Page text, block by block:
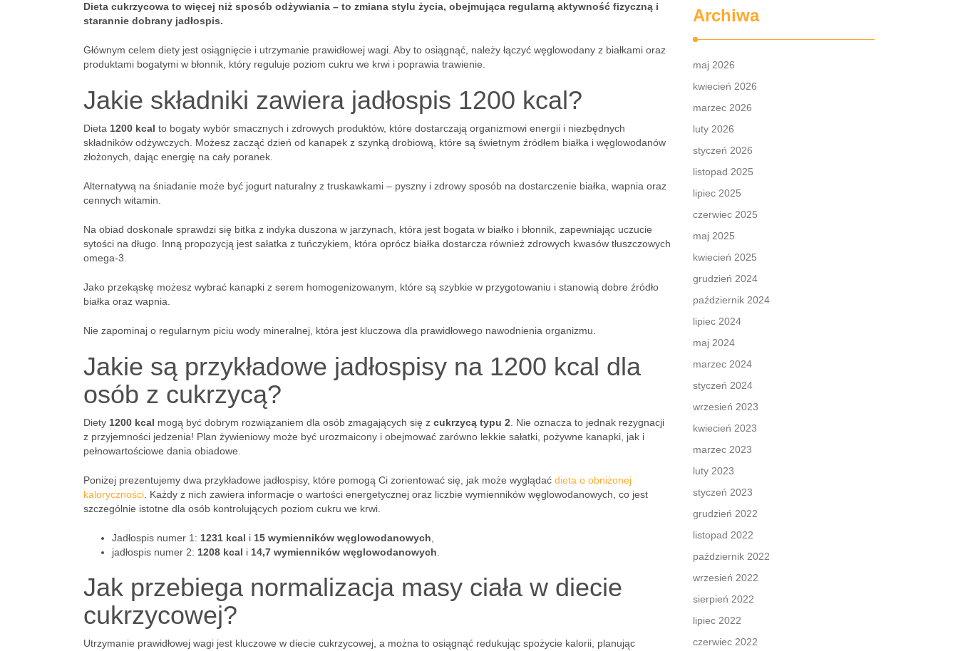
Dieta cukrzycowa to więcej niż sposób odżywiania – to zmiana stylu życia, obejmująca regularną aktywność fizyczną i
starannie dobrany jadłospis.
Głównym celem diety jest osiągnięcie i utrzymanie prawidłowej wagi. Aby to osiągnąć, należy łączyć węglowodany z białkami oraz
produktami bogatymi w błonnik, który reguluje poziom cukru we krwi i poprawia trawienie.
Jakie składniki zawiera jadłospis 1200 kcal?
Dieta 1200 kcal to bogaty wybór smacznych i zdrowych produktów, które dostarczają organizmowi energii i niezbędnych
składników odżywczych. Możesz zacząć dzień od kanapek z szynką drobiową, które są świetnym źródłem białka i węglowodanów
złożonych, dając energię na cały poranek.
Alternatywą na śniadanie może być jogurt naturalny z truskawkami – pyszny i zdrowy sposób na dostarczenie białka, wapnia oraz
cennych witamin.
Na obiad doskonale sprawdzi się bitka z indyka duszona w jarzynach, która jest bogata w białko i błonnik, zapewniając uczucie
sytości na długo. Inną propozycją jest sałatka z tuńczykiem, która oprócz białka dostarcza również zdrowych kwasów tłuszczowych
omega-3.
Jako przekąskę możesz wybrać kanapki z serem homogenizowanym, które są szybkie w przygotowaniu i stanowią dobre źródło
białka oraz wapnia.
Nie zapominaj o regularnym piciu wody mineralnej, która jest kluczowa dla prawidłowego nawodnienia organizmu.
Jakie są przykładowe jadłospisy na 1200 kcal dla
osób z cukrzycą?
Diety 1200 kcal mogą być dobrym rozwiązaniem dla osób zmagających się z cukrzycą typu 2 . Nie oznacza to jednak rezygnacji
z przyjemności jedzenia! Plan żywieniowy może być urozmaicony i obejmować zarówno lekkie sałatki, pożywne kanapki, jak i
pełnowartościowe dania obiadowe.
Poniżej prezentujemy dwa przykładowe jadłospisy, które pomogą Ci zorientować się, jak może wyglądać dieta o obniżonej
kaloryczności . Każdy z nich zawiera informacje o wartości energetycznej oraz liczbie wymienników węglowodanowych, co jest
szczególnie istotne dla osób kontrolujących poziom cukru we krwi.
Jadłospis numer 1: 1231 kcal i 15 wymienników węglowodanowych
jadłospis numer 2: 1208 kcal i 14,7 wymienników węglowodanowych
Jak przebiega normalizacja masy ciała w diecie
cukrzycowej?
Utrzymanie prawidłowej wagi jest kluczowe w diecie cukrzycowej, a można to osiągnąć redukując spożycie kalorii, planując
Archiwa
maj 2026
kwiecień 2026
marzec 2026
luty 2026
styczeń 2026
listopad 2025
lipiec 2025
czerwiec 2025
maj 2025
kwiecień 2025
grudzień 2024
październik 2024
lipiec 2024
maj 2024
marzec 2024
styczeń 2024
wrzesień 2023
kwiecień 2023
marzec 2023
luty 2023
styczeń 2023
grudzień 2022
listopad 2022
październik 2022
wrzesień 2022
sierpień 2022
lipiec 2022
czerwiec 2022